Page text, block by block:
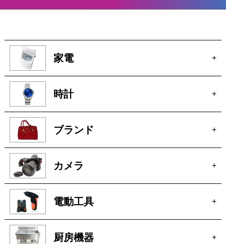
家電 +
時計 +
ブランド +
カメラ +
電動工具 +
厨房機器 +